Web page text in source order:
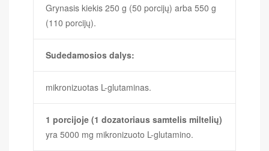
Grynasis kiekis 250 g (50 porcijų) arba 550 g
(110 porcijų).
Sudedamosios dalys:
mikronizuotas L-glutaminas.
1 porcijoje (1 dozatoriaus samtelis miltelių)
yra 5000 mg mikronizuoto L-glutamino.